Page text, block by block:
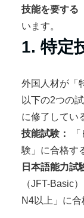
技能を要する
います。
1. 特定
外国人材が「
以下の2つの
に修了してい
技能試験：
験」に合格す
日本語能力試
（JFT-Basic
N4以上」に合